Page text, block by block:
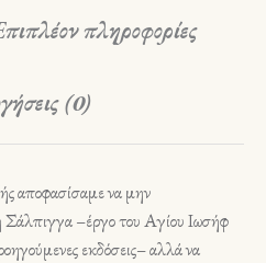
πληροφορίες
(0)
αποφασίσαμε να μην
–έργο του Αγίου Ιωσήφ
εκδόσεις– αλλά να